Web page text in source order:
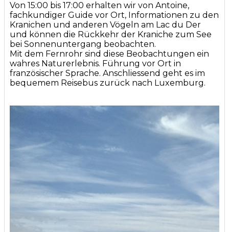
Von 15:00 bis 17:00 erhalten wir von Antoine,
fachkundiger Guide vor Ort, Informationen zu den
Kranichen und anderen Vögeln am Lac du Der
und können die Rückkehr der Kraniche zum See
bei Sonnenuntergang beobachten.
Mit dem Fernrohr sind diese Beobachtungen ein
wahres Naturerlebnis. Führung vor Ort in
französischer Sprache. Anschliessend geht es im
bequemem Reisebus zurück nach Luxemburg.